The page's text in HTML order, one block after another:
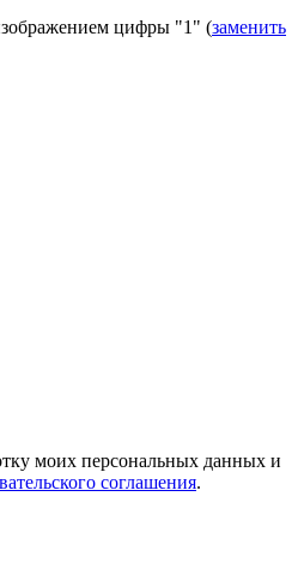
цифры "1" (заменить
моих персональных данных и
соглашения.